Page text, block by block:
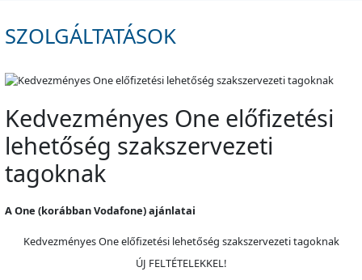
SZOLGÁLTATÁSOK
Kedvezményes One előfizetési
lehetőség szakszervezeti
tagoknak
A One (korábban Vodafone) ajánlatai
Kedvezményes One előfizetési lehetőség szakszervezeti tagoknak
ÚJ FELTÉTELEKKEL!